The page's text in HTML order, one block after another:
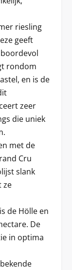
riesling
geeft
rondom
en is de
zeer
die uniek
met de
Cru
slank
ze
de Hölle en
De
in optima